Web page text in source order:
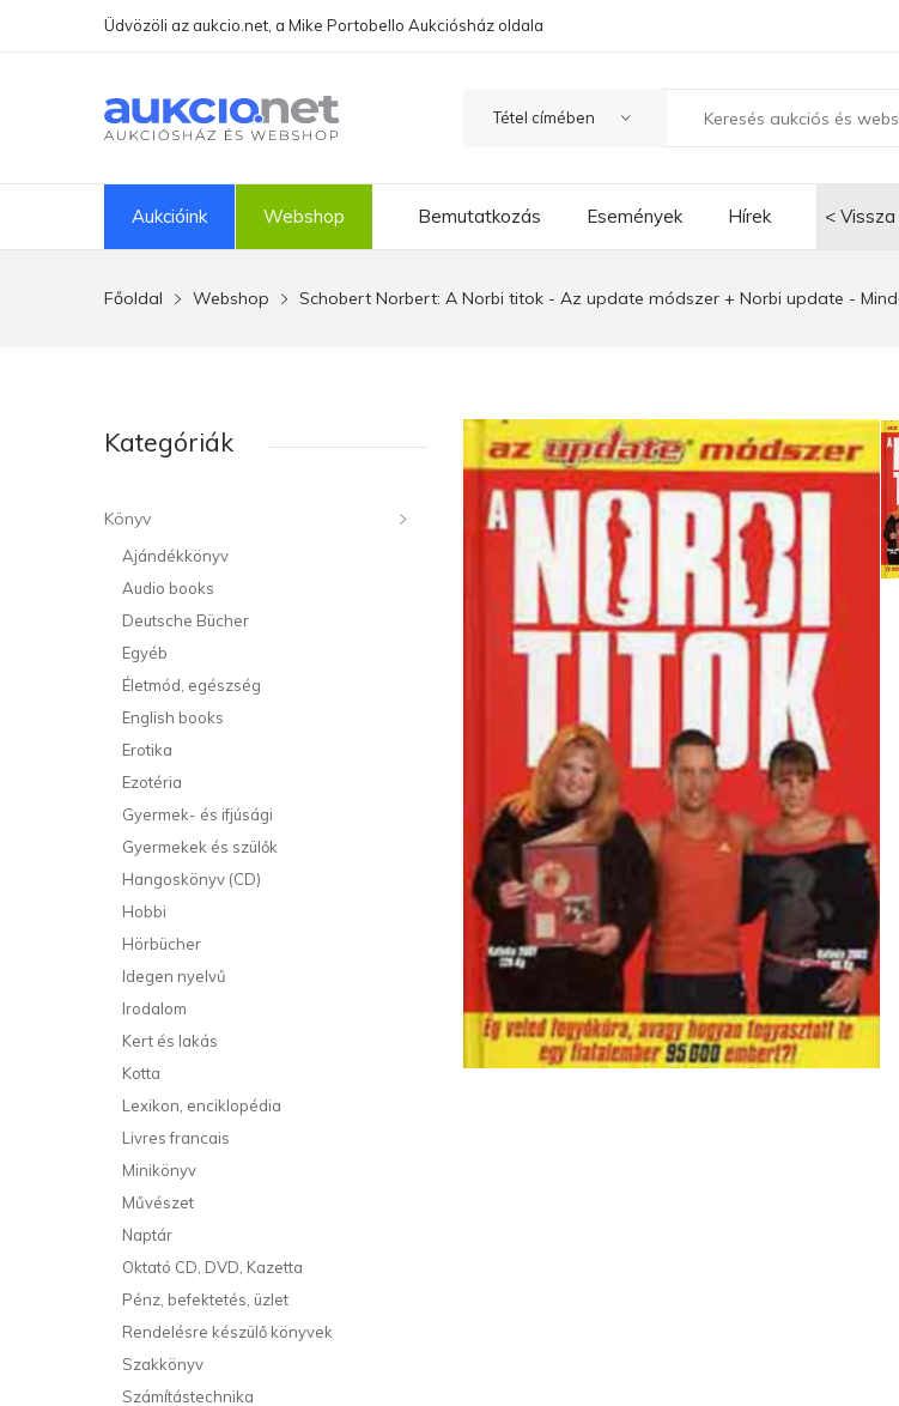
Üdvözöli az aukcio.net, a Mike Portobello Aukciósház oldala
Aukcióink Webshop Bemutatkozás Események Hírek <
Főoldal Webshop Schobert Norbert: A Norbi titok - Az update módszer + Norbi update -
Kategóriák
Könyv
Ajándékkönyv
Audio books
Deutsche Bücher
Egyéb
Életmód, egészség
English books
Erotika
Ezotéria
Gyermek- és ifjúsági
Gyermekek és szülők
Hangoskönyv (CD)
Hobbi
Hörbücher
Idegen nyelvű
Irodalom
Kert és lakás
Kotta
Lexikon, enciklopédia
Livres francais
Minikönyv
Művészet
Naptár
Oktató CD, DVD, Kazetta
Pénz, befektetés, üzlet
Rendelésre készülő könyvek
Szakkönyv
Számítástechnika